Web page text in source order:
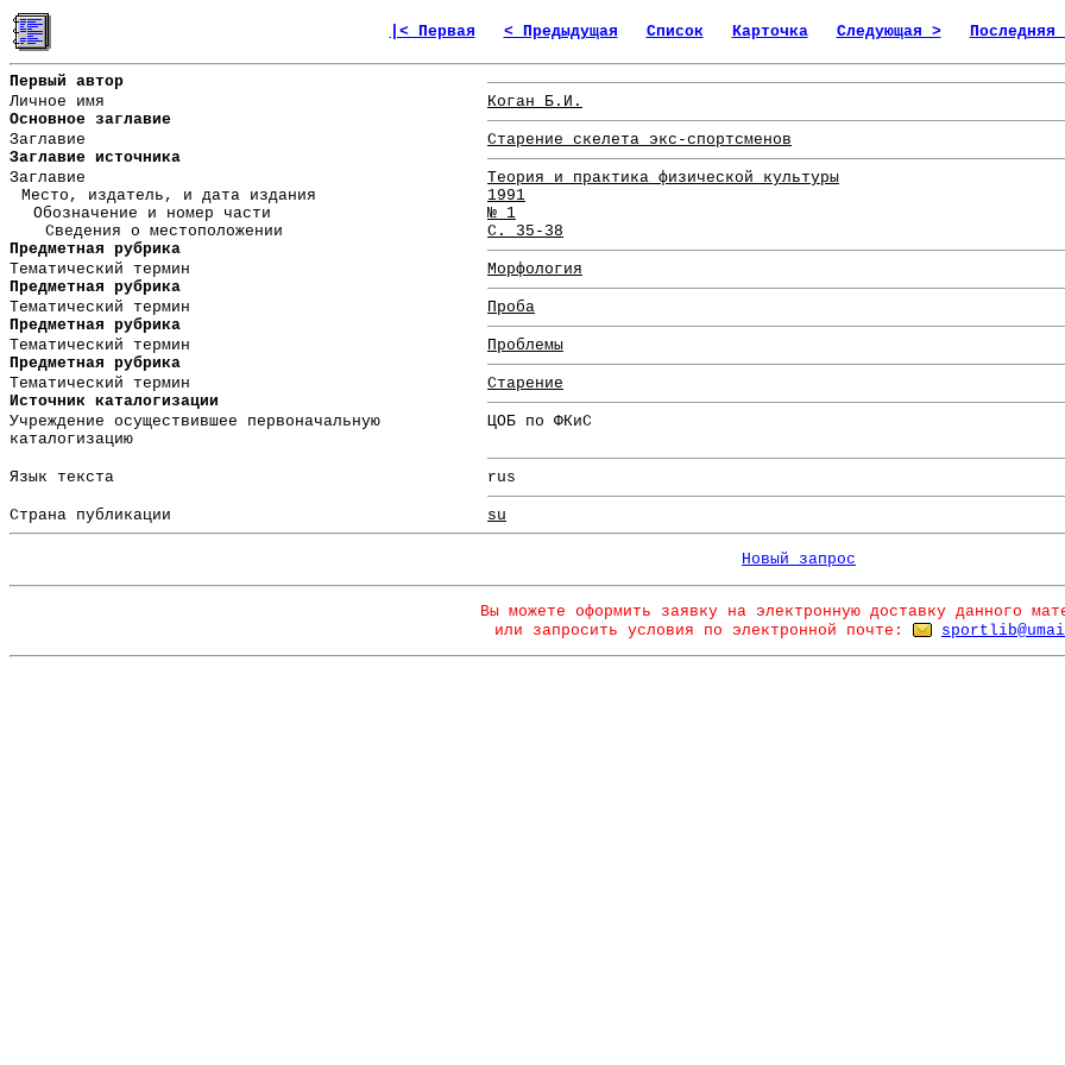
|< Первая < Предыдущая Список Карточка Следующая > Последняя
Первый автор
Личное имя
Коган Б.И.
Основное заглавие
Заглавие
Старение скелета экс-спортсменов
Заглавие источника
Заглавие
Теория и практика физической культуры
Место, издатель, и дата издания
1991
Обозначение и номер части
№ 1
Сведения о местоположении
С. 35-38
Предметная рубрика
Тематический термин
Морфология
Предметная рубрика
Тематический термин
Проба
Предметная рубрика
Тематический термин
Проблемы
Предметная рубрика
Тематический термин
Старение
Источник каталогизации
Учреждение осуществившее первоначальную
каталогизацию
ЦОБ по ФКиС
Язык текста rus
Страна публикации su
Новый запрос
Вы можете оформить заявку на электронную доставку данного
или запросить условия по электронной почте: